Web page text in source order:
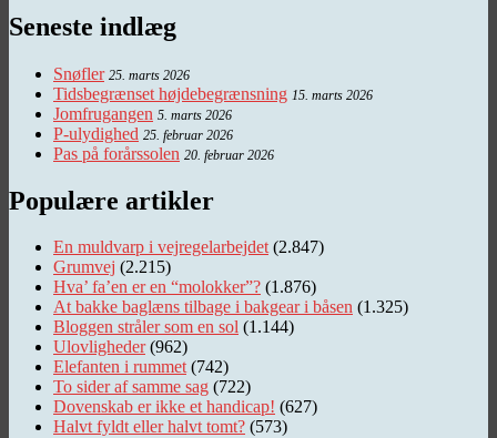
Seneste indlæg
Snøfler 25. marts 2026
Tidsbegrænset højdebegrænsning 15. marts 2026
Jomfrugangen 5. marts 2026
P-ulydighed 25. februar 2026
Pas på forårssolen 20. februar 2026
Populære artikler
En muldvarp i vejregelarbejdet (2.847)
Grumvej (2.215)
Hva’ fa’en er en “molokker”? (1.876)
At bakke baglæns tilbage i bakgear i båsen (1.325)
Bloggen stråler som en sol (1.144)
Ulovligheder (962)
Elefanten i rummet (742)
To sider af samme sag (722)
Dovenskab er ikke et handicap! (627)
Halvt fyldt eller halvt tomt? (573)